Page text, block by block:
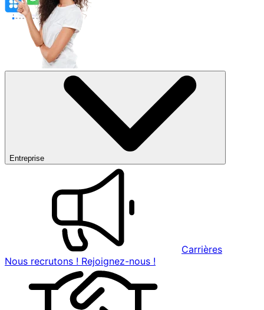
Entreprise
Carrières
Nous recrutons ! Rejoignez-nous !